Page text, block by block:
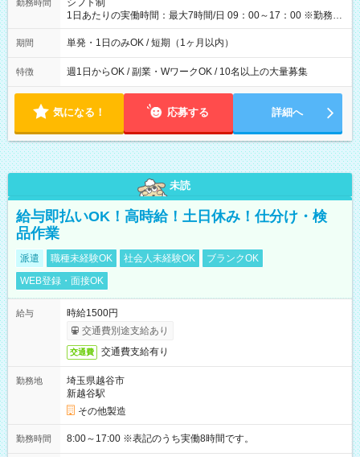
勤務時間
シフト制
1日あたりの実働時間：最大7時間/日 09：00～17：00 ※勤務時
間は 試験により異なります。
期間 単発・1日のみOK / 短期（1ヶ月以内）
特徴 週1日からOK / 副業・WワークOK / 10名以上の大量募集
気になる！ 応募する 詳細へ
未読
給与即払いOK！高時給！土日休み！仕分け・検
品作業
派遣 職種未経験OK 社会人未経験OK
ブランクOK
WEB登録・面接OK
給与
時給1500円
交通費別途支給あり
交通費 交通費支給有り
勤務地
埼玉県越谷市
新越谷駅
その他製造
勤務時間 8:00～17:00 ※表記のうち実働8時間です。